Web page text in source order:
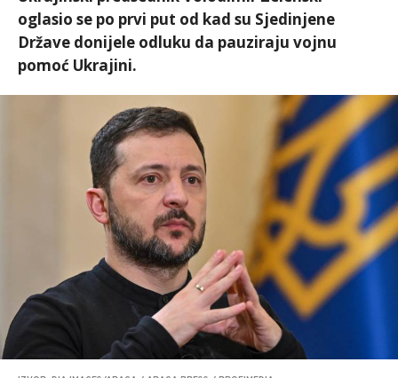
oglasio se po prvi put od kad su Sjedinjene
Države donijele odluku da pauziraju vojnu
pomoć Ukrajini.